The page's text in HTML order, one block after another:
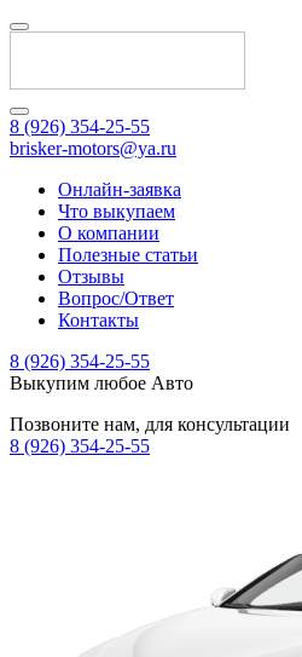
8 (926) 354-25-55
brisker-motors@ya.ru
Онлайн-заявка
Что выкупаем
О компании
Полезные статьи
Отзывы
Вопрос/Ответ
Контакты
8 (926) 354-25-55
Выкупим любое Авто
Позвоните нам, для консультации
8 (926) 354-25-55